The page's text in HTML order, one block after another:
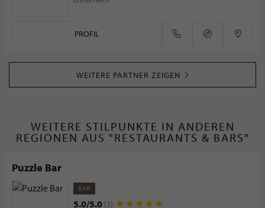
PROFIL
WEITERE PARTNER ZEIGEN
WEITERE STILPUNKTE IN ANDEREN
REGIONEN AUS "RESTAURANTS & BARS"
Puzzle Bar
BAR
5.0/5.0 (1)